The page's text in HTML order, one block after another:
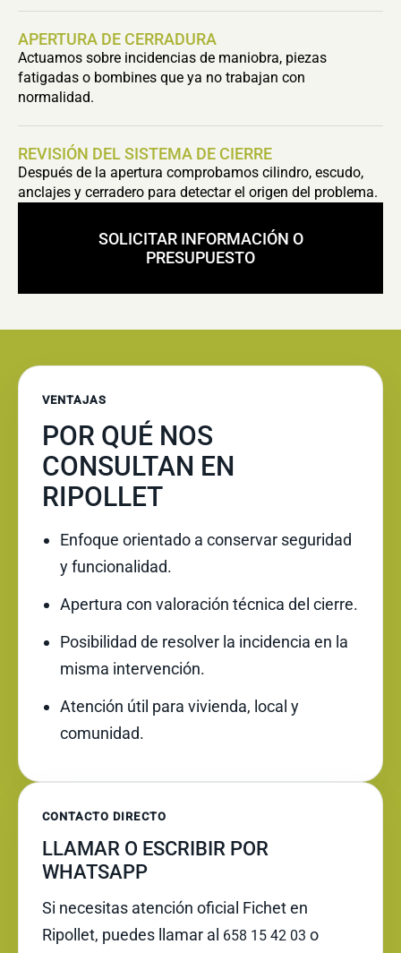
APERTURA DE CERRADURA
Actuamos sobre incidencias de maniobra, piezas
fatigadas o bombines que ya no trabajan con
normalidad.
REVISIÓN DEL SISTEMA DE CIERRE
Después de la apertura comprobamos cilindro, escudo,
anclajes y cerradero para detectar el origen del problema.
SOLICITAR INFORMACIÓN O
PRESUPUESTO
VENTAJAS
POR QUÉ NOS
CONSULTAN EN
RIPOLLET
Enfoque orientado a conservar seguridad
y funcionalidad.
Apertura con valoración técnica del cierre.
Posibilidad de resolver la incidencia en la
misma intervención.
Atención útil para vivienda, local y
comunidad.
CONTACTO DIRECTO
LLAMAR O ESCRIBIR POR
WHATSAPP
Si necesitas atención oficial Fichet en
Ripollet, puedes llamar al 658 15 42 03 o